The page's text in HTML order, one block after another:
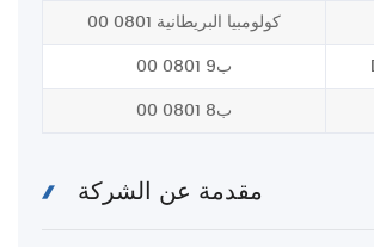
كولومبيا البريطانية 0801 00
ب9 0801 00
ب8 0801 00
مقدمة عن الشركة